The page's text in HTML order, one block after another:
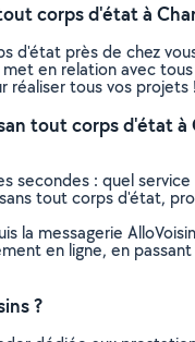
corps d'état à
d'état près de chez
met en relation avec
réaliser tous vos projets !
tout corps d'état à
secondes : quel
tout corps d'état,
la messagerie
en ligne, en
?